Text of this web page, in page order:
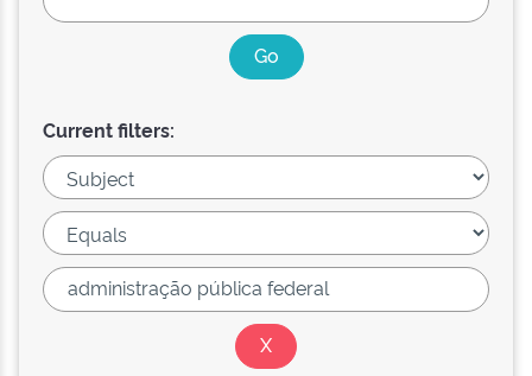
Current filters: